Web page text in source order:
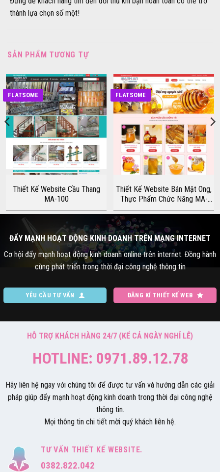
thành lựa chọn số một!
SẢN PHẨM TƯƠNG TỰ
FLATSOME
Thiết Kế Website Cầu Thang
MA-100
FLATSOME
Thiết Kế Website Bán Mật Ong,
Thực Phẩm Chức Năng MA-
003
ĐẨY MẠNH HOẠT ĐỘNG KINH DOANH TRÊN MẠNG INTERNET
Cơ hội đẩy mạnh hoạt động kinh doanh online trên internet. Đồng hành
cùng phát triển trong thời đại công nghệ thông tin
YÊU CẦU TƯ VẤN ĐĂNG KÍ THIẾT KẾ WEB
HỖ TRỢ KHÁCH HÀNG 24/7 (KỂ CẢ NGÀY NGHỈ LỄ)
HOTLINE: 0971.89.12.78
Hãy liên hệ ngay với chúng tôi để được tư vấn và hướng dẫn các giải
pháp giúp đẩy mạnh hoạt động kinh doanh trong thời đại công nghệ
thông tin.
Mọi thông tin chi tiết mời quý khách liên hệ.
TƯ VẤN THIẾT KẾ WEBSITE.
0382.822.042